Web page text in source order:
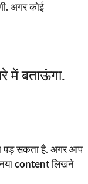
अगर कोई
में बताऊंगा.
पड़ सकता है. अगर आप
content लिखने